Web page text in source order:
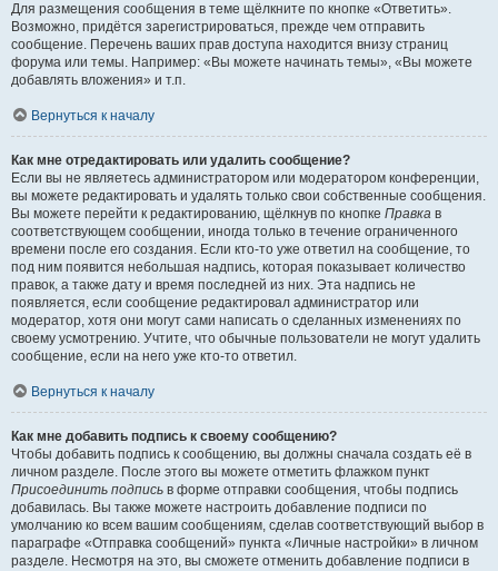
Для размещения сообщения в теме щёлкните по кнопке «Ответить».
Возможно, придётся зарегистрироваться, прежде чем отправить
сообщение. Перечень ваших прав доступа находится внизу страниц
форума или темы. Например: «Вы можете начинать темы», «Вы можете
добавлять вложения» и т.п.
Вернуться к началу
Как мне отредактировать или удалить сообщение?
Если вы не являетесь администратором или модератором конференции,
вы можете редактировать и удалять только свои собственные сообщения.
Вы можете перейти к редактированию, щёлкнув по кнопке Правка в
соответствующем сообщении, иногда только в течение ограниченного
времени после его создания. Если кто-то уже ответил на сообщение, то
под ним появится небольшая надпись, которая показывает количество
правок, а также дату и время последней из них. Эта надпись не
появляется, если сообщение редактировал администратор или
модератор, хотя они могут сами написать о сделанных изменениях по
своему усмотрению. Учтите, что обычные пользователи не могут удалить
сообщение, если на него уже кто-то ответил.
Вернуться к началу
Как мне добавить подпись к своему сообщению?
Чтобы добавить подпись к сообщению, вы должны сначала создать её в
личном разделе. После этого вы можете отметить флажком пункт
Присоединить подпись в форме отправки сообщения, чтобы подпись
добавилась. Вы также можете настроить добавление подписи по
умолчанию ко всем вашим сообщениям, сделав соответствующий выбор в
параграфе «Отправка сообщений» пункта «Личные настройки» в личном
разделе. Несмотря на это, вы сможете отменить добавление подписи в